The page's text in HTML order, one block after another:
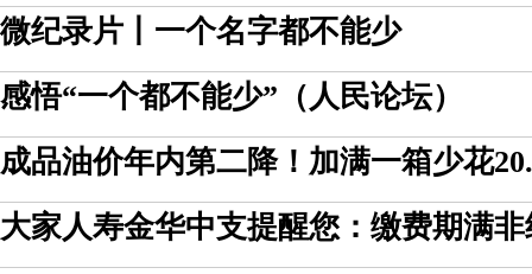
微纪录片丨一个名字都不能少
感悟“一个都不能少”（人民论坛）
成品油价年内第二降！加满一箱少花
大家人寿金华中支提醒您：缴费期满